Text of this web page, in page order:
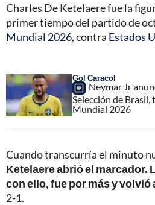
Charles De Ketelaere fue la
primer tiempo del partido de
Mundial 2026, contra Estados
Gol Caracol
Neymar Jr
Selección de
Mundial 2026
Cuando transcurría el minuto
Ketelaere abrió el marcador.
con ello, fue por más y volvió
2-1.